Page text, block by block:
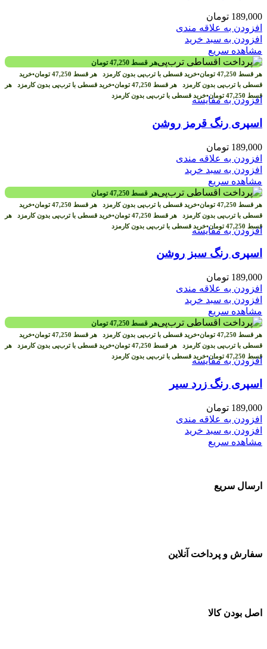
189,000 تومان
افزودن به علاقه مندی
افزودن به سبد خرید
مشاهده سریع
هر قسط 47,250 تومان
هر قسط 47,250 تومان•خرید قسطی با ترب‌پی بدون کارمزد هر قسط 47,250 تومان•خرید
قسطی با ترب‌پی بدون کارمزد هر قسط 47,250 تومان•خرید قسطی با ترب‌پی بدون کارمزد هر
قسط 47,250 تومان•خرید قسطی با ترب‌پی بدون کارمزدافزودن به مقایسه
اسپری رنگ قرمز روشن
189,000 تومان
افزودن به علاقه مندی
افزودن به سبد خرید
مشاهده سریع
هر قسط 47,250 تومان
هر قسط 47,250 تومان•خرید قسطی با ترب‌پی بدون کارمزد هر قسط 47,250 تومان•خرید
قسطی با ترب‌پی بدون کارمزد هر قسط 47,250 تومان•خرید قسطی با ترب‌پی بدون کارمزد هر
قسط 47,250 تومان•خرید قسطی با ترب‌پی بدون کارمزدافزودن به مقایسه
اسپری رنگ سبز روشن
189,000 تومان
افزودن به علاقه مندی
افزودن به سبد خرید
مشاهده سریع
هر قسط 47,250 تومان
هر قسط 47,250 تومان•خرید قسطی با ترب‌پی بدون کارمزد هر قسط 47,250 تومان•خرید
قسطی با ترب‌پی بدون کارمزد هر قسط 47,250 تومان•خرید قسطی با ترب‌پی بدون کارمزد هر
قسط 47,250 تومان•خرید قسطی با ترب‌پی بدون کارمزدافزودن به مقایسه
اسپری رنگ زرد سیر
189,000 تومان
افزودن به علاقه مندی
افزودن به سبد خرید
مشاهده سریع
ارسال سریع
سفارش و پرداخت آنلاین
اصل بودن کالا